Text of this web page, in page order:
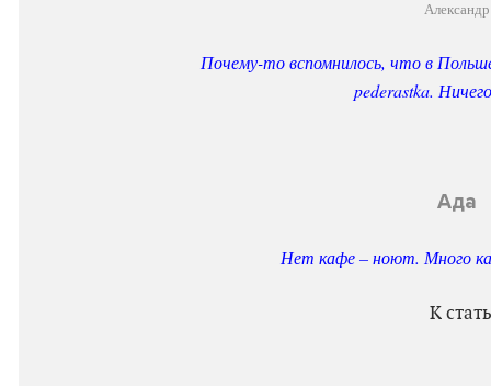
Александр
Почему-то вспомнилось, что в
pederastka.
Ада
Нет кафе – ноют. Много
К